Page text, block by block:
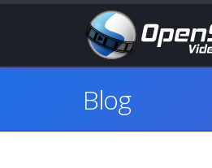
Blog